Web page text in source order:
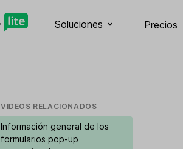
Soluciones Precios
VIDEOS RELACIONADOS
Información general de los
formularios pop-up